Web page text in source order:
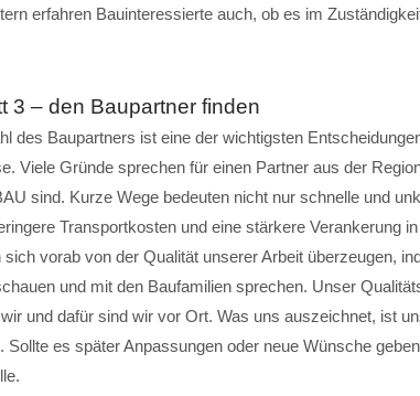
erfahren Bauinteressierte auch, ob es im
3 – den Baupartner finden
des Baupartners ist eine der wichtigsten
Viele Gründe sprechen für einen Partner aus der
sind. Kurze Wege bedeuten nicht nur schnelle und
Transportkosten und eine stärkere Verankerung
sich vorab von der Qualität unserer Arbeit überzeugen,
und mit den Baufamilien sprechen. Unser
und dafür sind wir vor Ort. Was uns auszeichnet, ist
Sollte es später Anpassungen oder neue Wünsche